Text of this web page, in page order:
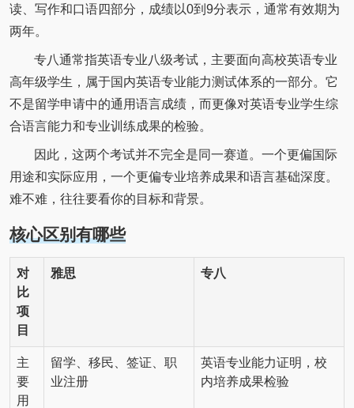
读、写作和口语四部分，成绩以0到9分表示，通常有效期为
两年。
专八通常指英语专业八级考试，主要面向高校英语专业
高年级学生，属于国内英语专业能力测试体系的一部分。它
不是留学申请中的通用语言成绩，而更像对英语专业学生综
合语言能力和专业训练成果的检验。
因此，这两个考试并不完全是同一赛道。一个更偏国际
用途和实际应用，一个更偏专业培养成果和语言基础深度。
难不难，往往要看你的目标和背景。
核心区别有哪些
对
比
项
目
雅思 专八
主
要
用
留学、移民、签证、职
业注册
英语专业能力证明，校
内培养成果检验